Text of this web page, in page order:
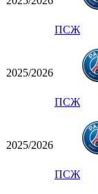
ПСЖ
2025/2026
ПСЖ
2025/2026
ПСЖ